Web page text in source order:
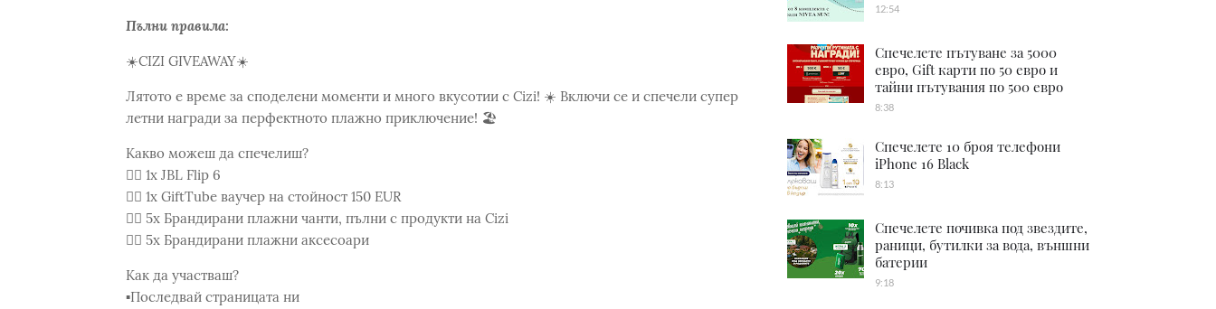
Пълни правила:
☀️CIZI GIVEAWAY☀️
Лятото е време за споделени моменти и много вкусотии с Cizi! ☀️ Включи се и спечели супер
летни награди за перфектното плажно приключение! 🏖️
Какво можеш да спечелиш?
👉🏻 1x JBL Flip 6
👉🏻 1x GiftTube ваучер на стойност 150 EUR
👉🏻 5x Брандирани плажни чанти, пълни с продукти на Сizi
👉🏻 5x Брандирани плажни аксесоари
Как да участваш?
▪️Последвай страницата ни
12:54
Спечелете пътуване за 5000
евро, Gift карти по 50 евро и
тайни пътувания по 500 евро
8:38
Спечелете 10 броя телефони
iPhone 16 Black
8:13
Спечелете почивка под звездите,
раници, бутилки за вода, външни
батерии
9:18